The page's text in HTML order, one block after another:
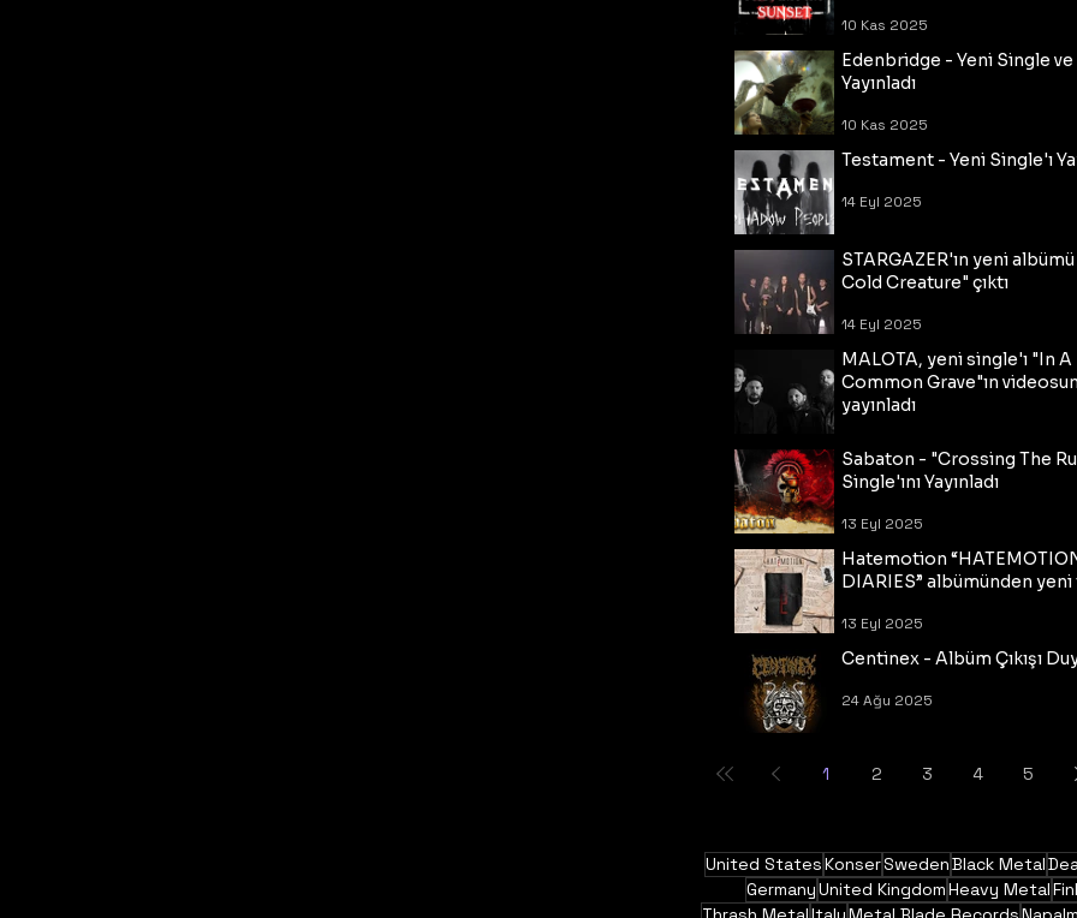
10 Kas 2025
Edenbridge - Yeni Single
Yayınladı
10 Kas 2025
Testament - Yeni Single'ı
14 Eyl 2025
STARGAZER'ın yeni
Cold Creature" çıktı
14 Eyl 2025
MALOTA, yeni single'ı "In A
Common Grave"ın
yayınladı
Sabaton - "Crossing The
Single'ını Yayınladı
13 Eyl 2025
Hatemotion
DIARIES” albümünden
13 Eyl 2025
Centinex - Albüm Çıkışı
24 Ağu 2025
1 2 3 4 5
United StatesKonserSwedenBlack Metal
GermanyUnited KingdomHeavy Metal